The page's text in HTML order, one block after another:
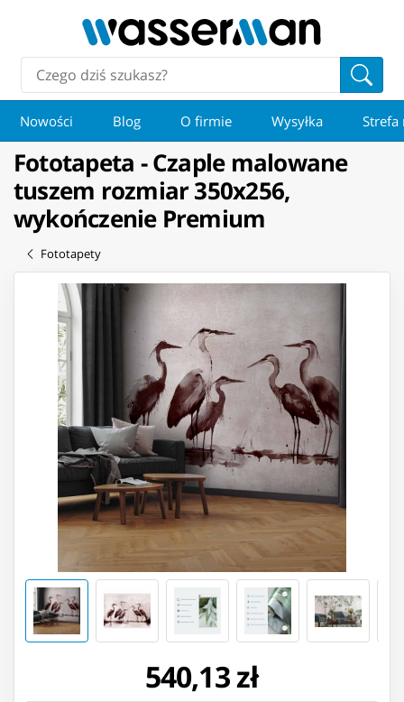
Nowości Blog O firmie Wysyłka Strefa
Fototapeta - Czaple malowane
tuszem rozmiar 350x256,
wykończenie Premium
Fototapety
540,13 zł